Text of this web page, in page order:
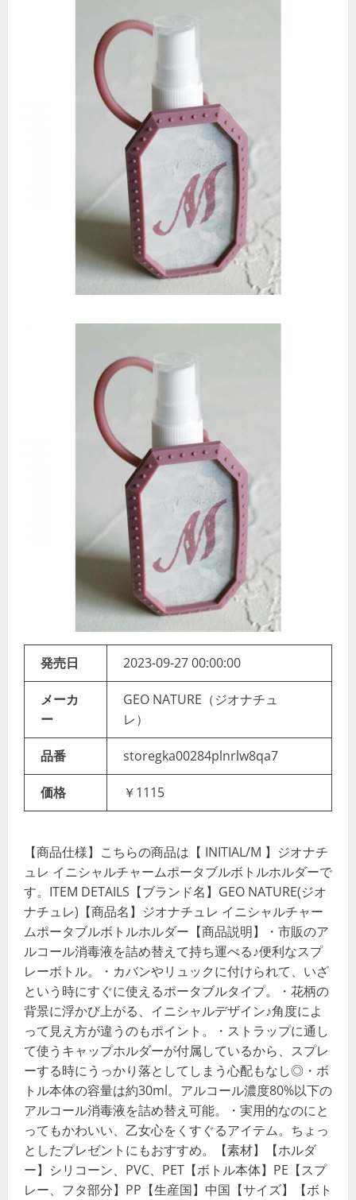
発売日 2023-09-27 00:00:00
メーカ
ー
GEO NATURE（ジオナチュ
レ）
品番 storegka00284plnrlw8qa7
価格 ￥1115
【商品仕様】こちらの商品は【 INITIAL/M 】ジオナチ
ュレ イニシャルチャームポータブルボトルホルダーで
す。ITEM DETAILS【ブランド名】GEO NATURE(ジオ
ナチュレ)【商品名】ジオナチュレ イニシャルチャー
ムポータブルボトルホルダー【商品説明】・市販のア
ルコール消毒液を詰め替えて持ち運べる♪便利なスプ
レーボトル。・カバンやリュックに付けられて、いざ
という時にすぐに使えるポータブルタイプ。・花柄の
背景に浮かび上がる、イニシャルデザイン♪角度によ
って見え方が違うのもポイント。・ストラップに通し
て使うキャップホルダーが付属しているから、スプレ
ーする時にうっかり落としてしまう心配もなし◎・ボ
トル本体の容量は約30ml。アルコール濃度80%以下の
アルコール消毒液を詰め替え可能。・実用的なのにと
ってもかわいい、乙女心をくすぐるアイテム。ちょっ
としたプレゼントにもおすすめ。【素材】【ホルダ
ー】シリコーン、PVC、PET【ボトル本体】PE【スプ
レー、フタ部分】PP【生産国】中国【サイズ】【ボト